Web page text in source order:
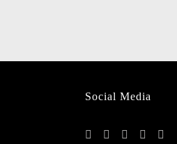
Social Media